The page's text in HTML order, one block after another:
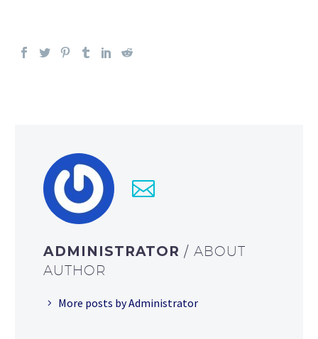
ADMINISTRATOR/ ABOUT
AUTHOR
More posts by Administrator